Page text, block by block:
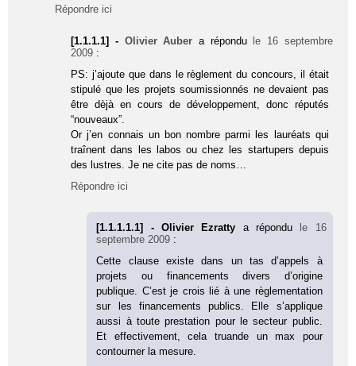
Répondre ici
[1.1.1.1] - Olivier Auber a répondu le 16 septembre
2009 :
PS: j’ajoute que dans le règlement du concours, il était
stipulé que les projets soumissionnés ne devaient pas
être dèjà en cours de développement, donc réputés
“nouveaux”.
Or j’en connais un bon nombre parmi les lauréats qui
traînent dans les labos ou chez les startupers depuis
des lustres. Je ne cite pas de noms…
Répondre ici
[1.1.1.1.1] - Olivier Ezratty a répondu le 16
septembre 2009 :
Cette clause existe dans un tas d’appels à
projets ou financements divers d’origine
publique. C’est je crois lié à une règlementation
sur les financements publics. Elle s’applique
aussi à toute prestation pour le secteur public.
Et effectivement, cela truande un max pour
contourner la mesure.